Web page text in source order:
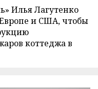
Илья Лагутенко
и США, чтобы
коттеджа в